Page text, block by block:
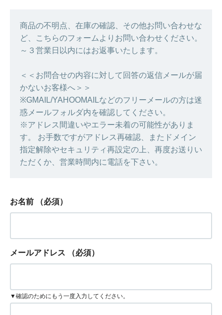
商品の不明点、在庫の確認、その他お問い合わせな
ど、こちらのフォームよりお問い合わせください。
～３営業日以内にはお返事いたします。
＜＜お問合せの内容に対して回答の返信メールが届
かないお客様へ＞＞
※GMAIL/YAHOOMAILなどのフリーメールの方は迷
惑メールフォルダ内を確認してください。
※アドレス間違いやエラー未着の可能性がありま
す。 お手数ですがアドレス再確認、またドメイン
指定解除やセキュリティ再設定の上、再度お送りい
ただくか、営業時間内に電話を下さい。
お名前 （必須）
メールアドレス （必須）
▼確認のためにもう一度入力してください。